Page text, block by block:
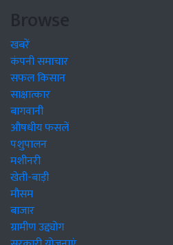
Browse
खबरें
कंपनी समाचार
सफल किसान
साक्षात्कार
बागवानी
औषधीय फसलें
पशुपालन
मशीनरी
खेती-बाड़ी
मौसम
बाजार
ग्रामीण उद्द्योग